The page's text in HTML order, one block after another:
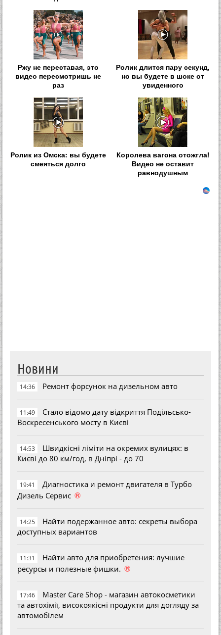
Ржу не переставая, это
видео пересмотришь не
раз
Ролик длится пару секунд,
но вы будете в шоке от
увиденного
Ролик из Омска: вы будете
смеяться долго
Королева вагона отожгла!
Видео не оставит
равнодушным
Новини
14:36 Ремонт форсунок на дизельном авто
11:49
Стало відомо дату відкриття Подільсько-
Воскресенського мосту в Києві
14:53
Швидкісні ліміти на окремих вулицях: в
Києві до 80 км/год, в Дніпрі - до 70
19:41
Диагностика и ремонт двигателя в Турбо
Дизель Сервис ®
14:25
Найти подержанное авто: секреты выбора
доступных вариантов
11:31
Найти авто для приобретения: лучшие
ресурсы и полезные фишки. ®
17:46
Master Care Shop - магазин автокосметики
та автохімії, високоякісні продукти для догляду за
автомобілем